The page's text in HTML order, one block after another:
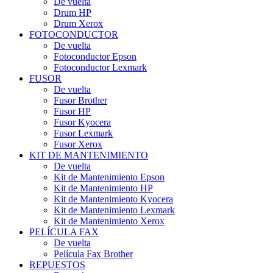
Drum HP
Drum Xerox
FOTOCONDUCTOR
De vuelta
Fotoconductor Epson
Fotoconductor Lexmark
FUSOR
De vuelta
Fusor Brother
Fusor HP
Fusor Kyocera
Fusor Lexmark
Fusor Xerox
KIT DE MANTENIMIENTO
De vuelta
Kit de Mantenimiento Epson
Kit de Mantenimiento HP
Kit de Mantenimiento Kyocera
Kit de Mantenimiento Lexmark
Kit de Mantenimiento Xerox
PELÍCULA FAX
De vuelta
Película Fax Brother
REPUESTOS